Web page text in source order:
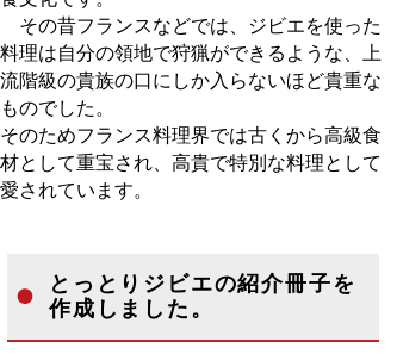
その昔フランスなどでは、ジビエを使った
料理は自分の領地で狩猟ができるような、上
流階級の貴族の口にしか入らないほど貴重な
ものでした。
そのためフランス料理界では古くから高級食
材として重宝され、高貴で特別な料理として
愛されています。
とっとりジビエの紹介冊子を
作成しました。